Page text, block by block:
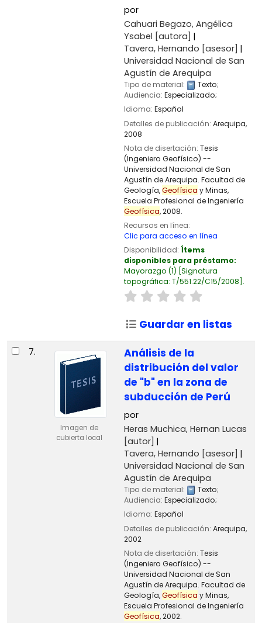
por
Cahuari Begazo, Angélica
Ysabel [autora]
Tavera, Hernando [asesor]
Universidad Nacional de San
Agustín de Arequipa
Tipo de material: Texto;
Audiencia: Especializado;
Idioma: Español
Detalles de publicación: Arequipa,
2008
Nota de disertación: Tesis
(Ingeniero Geofísico) --
Universidad Nacional de San
Agustín de Arequipa. Facultad de
Geología,Geofísica y Minas,
Escuela Profesional de Ingeniería
Geofísica, 2008.
Recursos en línea:
Clic para acceso en línea
Disponibilidad: Ítems
disponibles para préstamo:
Mayorazgo (1) Signatura
topográfica: T/551.22/C15/2008 .
Guardar en listas
7.
Imagen de
cubierta local
Análisis de la
distribución del valor
de "b" en la zona de
subducción de Perú
por
Heras Muchica, Hernan Lucas
[autor]
Tavera, Hernando [asesor]
Universidad Nacional de San
Agustín de Arequipa
Tipo de material: Texto;
Audiencia: Especializado;
Idioma: Español
Detalles de publicación: Arequipa,
2002
Nota de disertación: Tesis
(Ingeniero Geofísico) --
Universidad Nacional de San
Agustín de Arequipa. Facultad de
Geología,Geofísica y Minas,
Escuela Profesional de Ingeniería
Geofísica, 2002.